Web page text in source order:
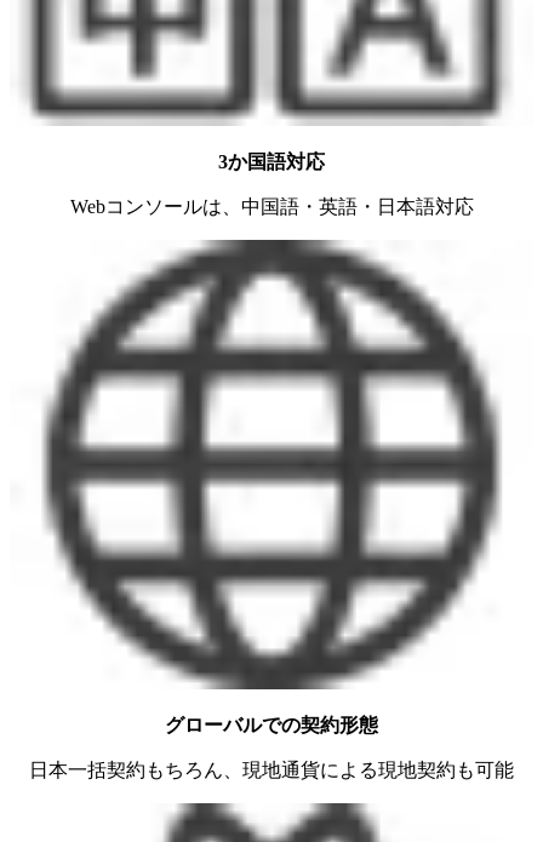
3か国語対応
Webコンソールは、中国語・英語・日本語対応
グローバルでの契約形態
日本一括契約もちろん、現地通貨による現地契約も可能